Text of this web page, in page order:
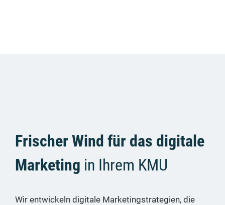
Frischer Wind für das digitale
Marketing in Ihrem KMU
Wir ent­wi­ckeln digi­ta­le Mar­ke­ting­stra­te­gien, die